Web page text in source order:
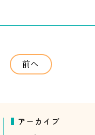
前へ
アーカイブ